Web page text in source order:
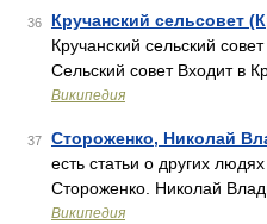
36 Кручанский сельсовет
Кручанский сельский
Сельский совет Входит в
Википедия
37 Стороженко, Николай
есть статьи о других
Стороженко. Николай
Википедия